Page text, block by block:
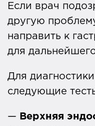
Если врач
другую
направить к
для
Для
следующие
—
Верхняя